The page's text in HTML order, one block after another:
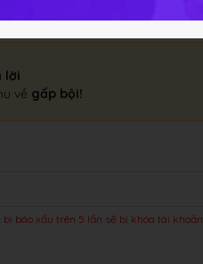
lời.
về gấp bội!
báo xấu trên 5 lần sẽ bị khóa tài khoản